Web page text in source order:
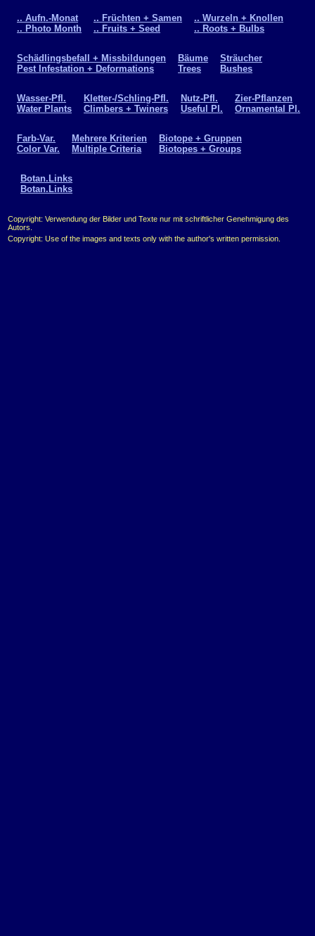
.. Aufn.-Monat
.. Photo Month
.. Früchten + Samen
.. Fruits + Seed
.. Wurzeln + Knollen
.. Roots + Bulbs
Schädlingsbefall + Missbildungen
Pest Infestation + Deformations
Bäume
Trees
Sträucher
Bushes
Wasser-Pfl.
Water Plants
Kletter-/Schling-Pfl.
Climbers + Twiners
Nutz-Pfl.
Useful Pl.
Zier-Pflanzen
Ornamental Pl.
Farb-Var.
Color Var.
Mehrere Kriterien
Multiple Criteria
Biotope + Gruppen
Biotopes + Groups
Botan.Links
Botan.Links
Copyright: Verwendung der Bilder und Texte nur mit schriftlicher Genehmigung des
Autors.
Copyright: Use of the images and texts only with the author's written permission.